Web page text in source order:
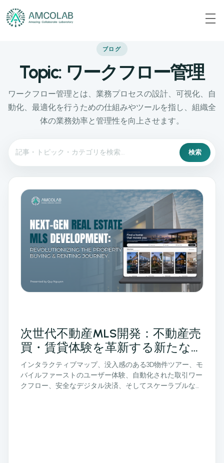
ブログ
Topic: ワークフロー管理
ワークフロー管理とは、業務プロセスの設計、可視化、自
動化、最適化を行うための仕組みやツールを指し、組織全
体の業務効率と管理性を向上させます。
検索
次世代不動産MLS開発：不動産売
買・賃貸体験を革新する新たなプ
ラットフォーム
インタラクティブマップ、没入感のある3D物件ツアー、モ
バイルファーストのユーザー体験、自動化された取引ワー
クフロー、安全なデジタル決済、そしてスケーラブルなク